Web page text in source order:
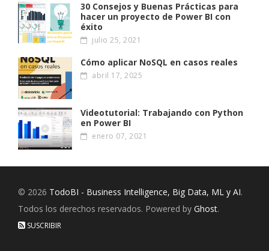
30 Consejos y Buenas Prácticas para
hacer un proyecto de Power BI con
éxito
julio 25, 2021
Cómo aplicar NoSQL en casos reales
abril 17, 2025
Videotutorial: Trabajando con Python
en Power BI
enero 07, 2021
© 2026 TodoBI - Business Intelligence, Big Data, ML y AI.
Todos los derechos reservados. Powered by Ghost.
SUSCRIBIR